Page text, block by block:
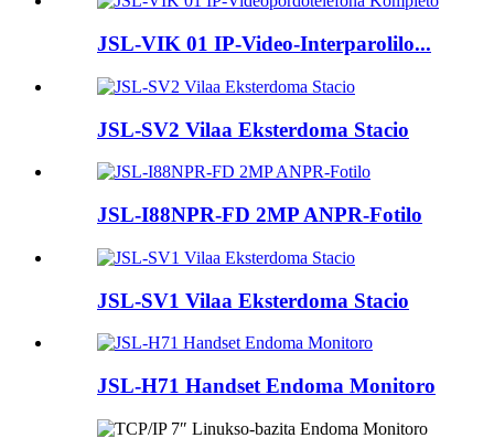
JSL-VIK 01 IP-Video-Interparolilo...
JSL-SV2 Vilaa Eksterdoma Stacio
JSL-I88NPR-FD 2MP ANPR-Fotilo
JSL-SV1 Vilaa Eksterdoma Stacio
JSL-H71 Handset Endoma Monitoro